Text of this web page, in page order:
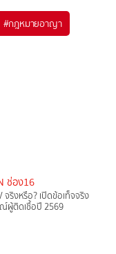
#กฎหมายอาญา
ช่อง16
ริงหรือ? เปิดข้อเท็จจริง
ผู้ติดเชื้อปี 2569